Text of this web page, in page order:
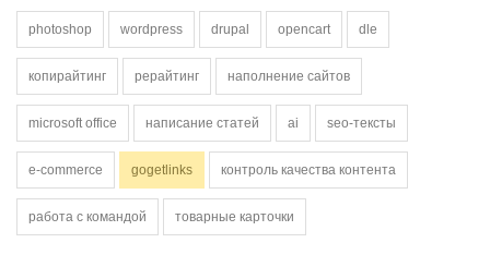
photoshop wordpress drupal opencart dle
копирайтинг рерайтинг наполнение сайтов
microsoft office написание статей ai seo-тексты
e-commerce gogetlinks контроль качества контента
работа с командой товарные карточки